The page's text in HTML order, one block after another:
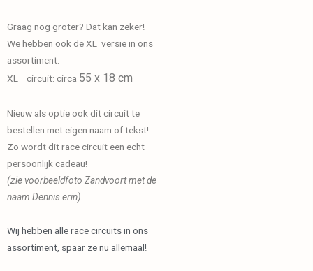
Graag nog groter? Dat kan zeker!
We hebben ook de XL versie in ons
assortiment.
XL circuit: circa 55 x 18 cm
Nieuw als optie ook dit circuit te
bestellen met eigen naam of tekst!
Zo wordt dit race circuit een echt
persoonlijk cadeau!
(zie voorbeeldfoto Zandvoort met de
naam Dennis erin).
Wij hebben alle race circuits in ons
assortiment, spaar ze nu allemaal!